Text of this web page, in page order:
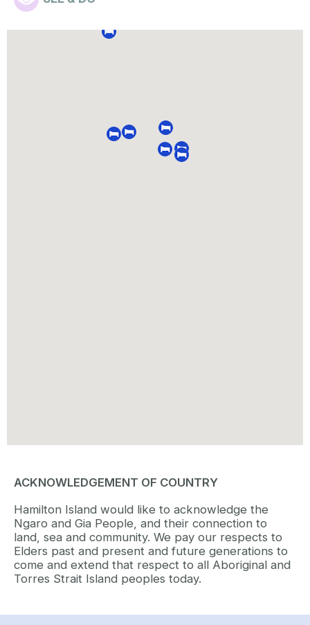
ACKNOWLEDGEMENT OF COUNTRY
Hamilton Island would like to acknowledge the
Ngaro and Gia People, and their connection to
land, sea and community. We pay our respects to
Elders past and present and future generations to
come and extend that respect to all Aboriginal and
Torres Strait Island peoples today.